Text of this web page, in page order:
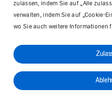
zulassen, indem Sie auf „Alle
verwalten, indem Sie auf „Cookie-
wo Sie auch weitere Informationen